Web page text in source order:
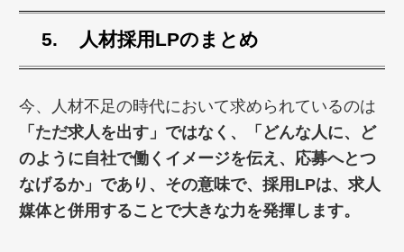
人材採用LPの まとめ
今、人材不足の時代において求められているのは
「ただ求人を出す」ではなく、「どんな人に、ど
のように自社で働くイメージを伝え、応募へとつ
なげるか」であり、その意味で、採用LPは、求人
媒体と併用することで大きな力を発揮します。